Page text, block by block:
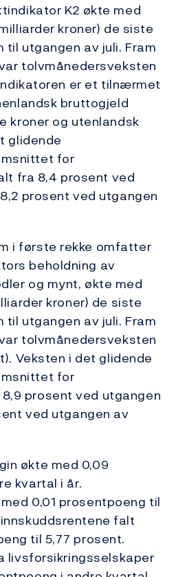
K2 økte med
kroner) de siste
utgangen av juli. Fram
tolvmånedersveksten
er et tilnærmet
bruttogjeld
kroner og utenlandsk
glidende
for
fra 8,4 prosent ved
prosent ved utgangen
i første rekke omfatter
beholdning av
og mynt, økte med
kroner) de siste
utgangen av juli. Fram
tolvmånedersveksten
Veksten i det glidende
for
prosent ved utgangen
ved utgangen av
økte med 0,09
kvartal i år.
0,01 prosentpoeng til
falt
til 5,77 prosent.
livsforsikringsselskaper